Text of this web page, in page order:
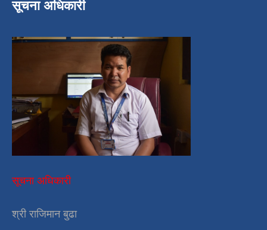
सूचना अधिकारी
सूचना अधिकारी
श्री राजिमान बुढा